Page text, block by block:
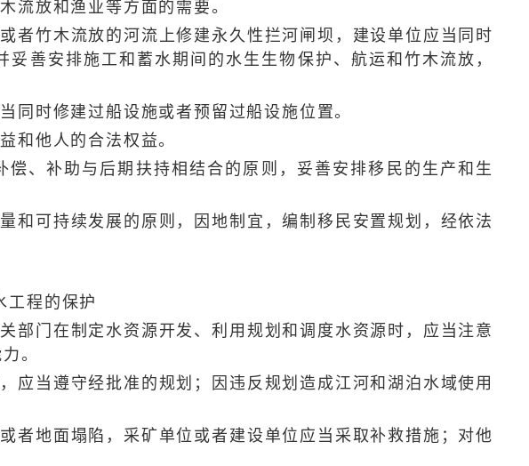
放和渔业等方面的需要。
竹木流放的河流上修建永久性拦河闸坝，建设单位应当同时
善安排施工和蓄水期间的水生生物保护、航运和竹木流放，
时修建过船设施或者预留过船设施位置。
他人的合法权益。
补助与后期扶持相结合的原则，妥善安排移民的生产和生
可持续发展的原则，因地制宜，编制移民安置规划，经依法
程的保护
门在制定水资源开发、利用规划和调度水资源时，应当注意
。
当遵守经批准的规划；因违反规划造成江河和湖泊水域使用
地面塌陷，采矿单位或者建设单位应当采取补救措施；对他